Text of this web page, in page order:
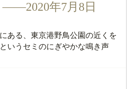
――2020年7月8日
ある、東京港野鳥公園の近くを
いうセミのにぎやかな鳴き声